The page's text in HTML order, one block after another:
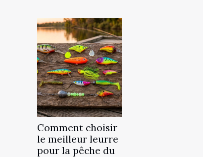
Comment choisir
le meilleur leurre
pour la pêche du